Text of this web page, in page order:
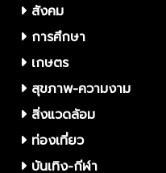
สังคม
การศึกษา
เกษตร
สุขภาพ-ความงาม
สิ่งแวดล้อม
ท่องเที่ยว
บันเทิง-กีฬา